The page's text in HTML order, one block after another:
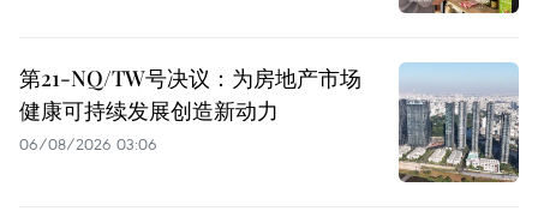
第21-NQ/TW号决议：为房地产市场
健康可持续发展创造新动力
06/08/2026 03:06